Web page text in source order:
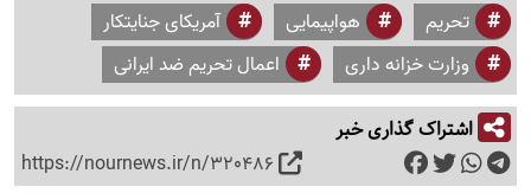
تحریم هواپیمایی
آمریکای جنایتکار
وزارت خزانه داری
اعمال تحریم ضد ایرانی
اشتراک گذاری خبر
https://nournews.ir/n/320486